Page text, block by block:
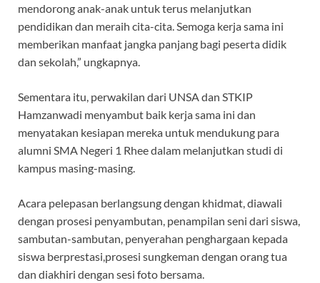
mendorong anak-anak untuk terus melanjutkan
pendidikan dan meraih cita-cita. Semoga kerja sama ini
memberikan manfaat jangka panjang bagi peserta didik
dan sekolah,” ungkapnya.
Sementara itu, perwakilan dari UNSA dan STKIP
Hamzanwadi menyambut baik kerja sama ini dan
menyatakan kesiapan mereka untuk mendukung para
alumni SMA Negeri 1 Rhee dalam melanjutkan studi di
kampus masing-masing.
Acara pelepasan berlangsung dengan khidmat, diawali
dengan prosesi penyambutan, penampilan seni dari siswa,
sambutan-sambutan, penyerahan penghargaan kepada
siswa berprestasi,prosesi sungkeman dengan orang tua
dan diakhiri dengan sesi foto bersama.